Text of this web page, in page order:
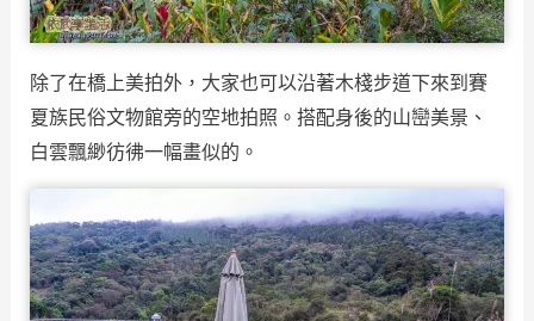
除了在橋上美拍外，大家也可以沿著木棧步道下來到賽
夏族民俗文物館旁的空地拍照。搭配身後的山巒美景、
白雲飄緲彷彿一幅畫似的。